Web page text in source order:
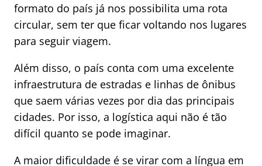
formato do país já nos possibilita uma rota
circular, sem ter que ficar voltando nos lugares
para seguir viagem.
Além disso, o país conta com uma excelente
infraestrutura de estradas e linhas de ônibus
que saem várias vezes por dia das principais
cidades. Por isso, a logística aqui não é tão
difícil quanto se pode imaginar.
A maior dificuldade é se virar com a língua em